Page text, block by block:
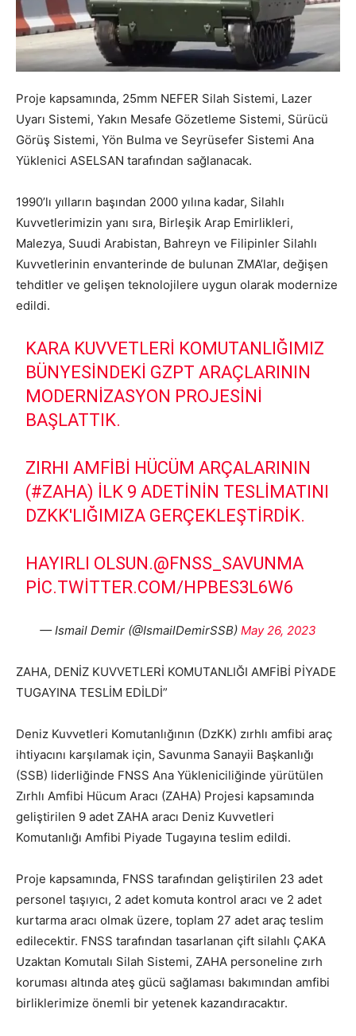
Proje kapsamında, 25mm NEFER Silah Sistemi, Lazer
Uyarı Sistemi, Yakın Mesafe Gözetleme Sistemi, Sürücü
Görüş Sistemi, Yön Bulma ve Seyrüsefer Sistemi Ana
Yüklenici ASELSAN tarafından sağlanacak.
1990’lı yılların başından 2000 yılına kadar, Silahlı
Kuvvetlerimizin yanı sıra, Birleşik Arap Emirlikleri,
Malezya, Suudi Arabistan, Bahreyn ve Filipinler Silahlı
Kuvvetlerinin envanterinde de bulunan ZMA’lar, değişen
tehditler ve gelişen teknolojilere uygun olarak modernize
edildi.
KARA KUVVETLERI KOMUTANLIĞIMIZ
BÜNYESINDEKI GZPT ARAÇLARININ
MODERNIZASYON PROJESINI
BAŞLATTIK.
ZIRHI AMFIBI HÜCÜM ARÇALARININ
(#ZAHA) ILK 9 ADETININ TESLIMATINI
DZKK'LIĞIMIZA GERÇEKLEŞTIRDIK.
HAYIRLI OLSUN.@FNSS_SAVUNMA
PIC.TWITTER.COM/HPBES3L6W6
— Ismail Demir (@IsmailDemirSSB) May 26, 2023
ZAHA, DENİZ KUVVETLERİ KOMUTANLIĞI AMFİBİ PİYADE
TUGAYINA TESLİM EDİLDİ”
Deniz Kuvvetleri Komutanlığının (DzKK) zırhlı amfibi araç
ihtiyacını karşılamak için, Savunma Sanayii Başkanlığı
(SSB) liderliğinde FNSS Ana Yükleniciliğinde yürütülen
Zırhlı Amfibi Hücum Aracı (ZAHA) Projesi kapsamında
geliştirilen 9 adet ZAHA aracı Deniz Kuvvetleri
Komutanlığı Amfibi Piyade Tugayına teslim edildi.
Proje kapsamında, FNSS tarafından geliştirilen 23 adet
personel taşıyıcı, 2 adet komuta kontrol aracı ve 2 adet
kurtarma aracı olmak üzere, toplam 27 adet araç teslim
edilecektir. FNSS tarafından tasarlanan çift silahlı ÇAKA
Uzaktan Komutalı Silah Sistemi, ZAHA personeline zırh
koruması altında ateş gücü sağlaması bakımından amfibi
birliklerimize önemli bir yetenek kazandıracaktır.